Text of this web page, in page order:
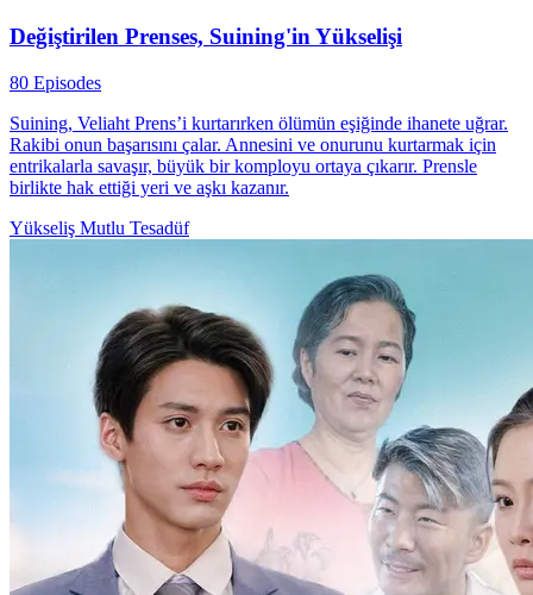
Değiştirilen Prenses, Suining'in Yükselişi
80 Episodes
Suining, Veliaht Prens’i kurtarırken ölümün eşiğinde ihanete uğrar.
Rakibi onun başarısını çalar. Annesini ve onurunu kurtarmak için
entrikalarla savaşır, büyük bir komployu ortaya çıkarır. Prensle
birlikte hak ettiği yeri ve aşkı kazanır.
Yükseliş Mutlu Tesadüf